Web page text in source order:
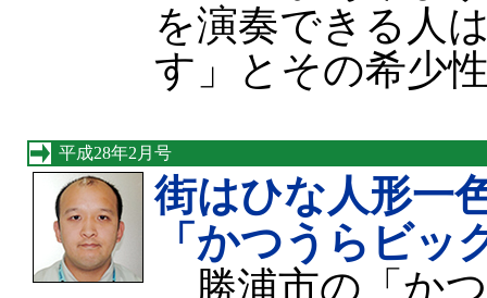
を演奏できる人
す」とその希少
平成28年2月号
街はひな人形一
「かつうらビッ
勝浦市の「か